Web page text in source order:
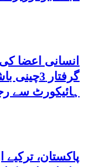
انسانی اعضا
گرفتار
ہائیکورٹ سے
پاکستان،